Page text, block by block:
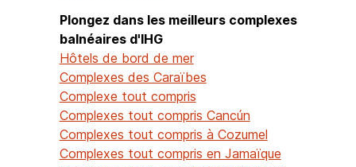
Plongez dans les meilleurs complexes
balnéaires d'IHG
Hôtels de bord de mer
Complexes des Caraïbes
Complexe tout compris
Complexes tout compris Cancún
Complexes tout compris à Cozumel
Complexes tout compris en Jamaïque